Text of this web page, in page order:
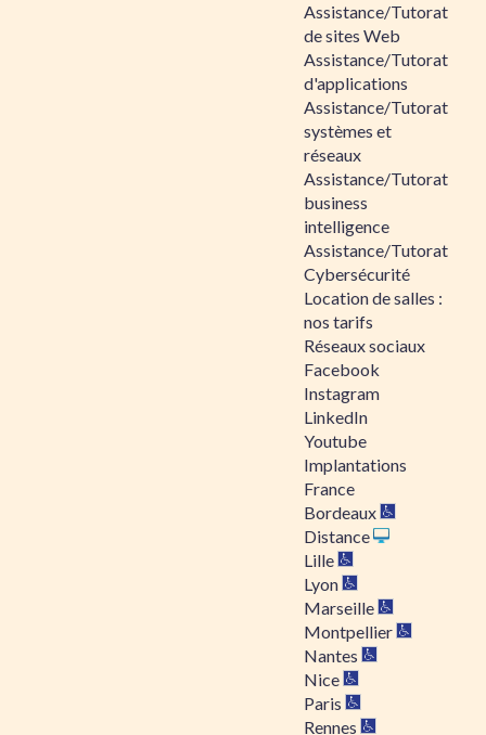
Assistance/Tutorat
de sites Web
Assistance/Tutorat
d'applications
Assistance/Tutorat
systèmes et
réseaux
Assistance/Tutorat
business
intelligence
Assistance/Tutorat
Cybersécurité
Location de salles :
nos tarifs
Réseaux sociaux
Facebook
Instagram
LinkedIn
Youtube
Implantations
France
Bordeaux
Distance
Lille
Lyon
Marseille
Montpellier
Nantes
Nice
Paris
Rennes